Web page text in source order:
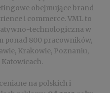
obejmujące brand
i commerce. VML to
technologiczna w
ponad 800 pracowników,
Krakowie, Poznaniu,
na polskich i